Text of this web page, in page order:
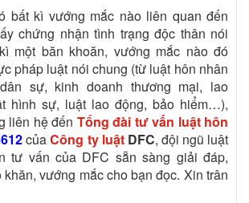
bất kì vướng mắc nào liên quan đến
chứng nhận tình trạng độc thân nói
một băn khoăn, vướng mắc nào đó
pháp luật nói chung (từ luật hôn nhân
sự, kinh doanh thương mại, lao
hình sự, luật lao động, bảo hiểm…),
liên hệ đến Tổng đài tư vấn luật hôn
củaCông ty luậtDFC, đội ngũ luật
tư vấn của DFC sẵn sàng giải đáp,
vướng mắc cho bạn đọc. Xin trân